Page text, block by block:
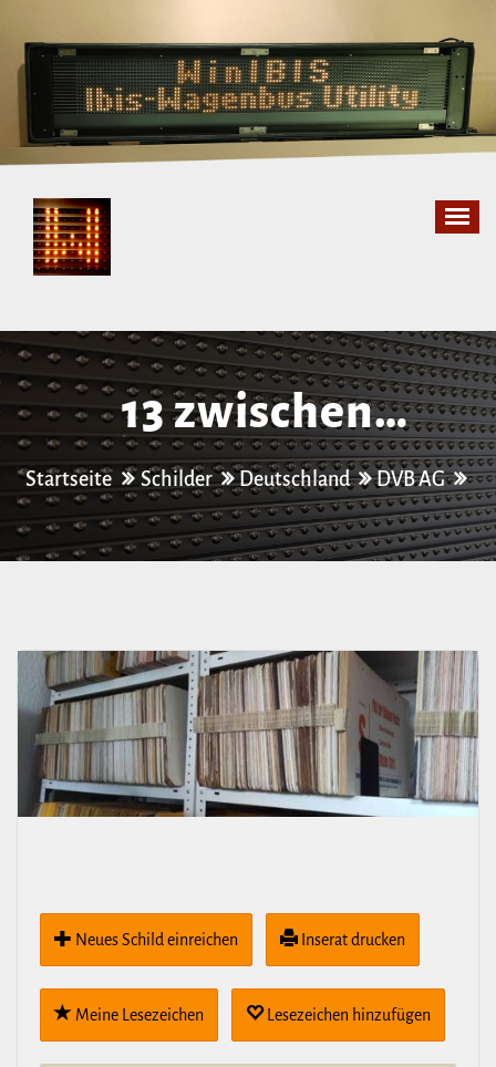
springen
13 zwischen
Liststraße und
Bautzner-​/​
Rothenburger Str.
Neustadt-
Albertplatz
Startseite Schilder Deutschland DVB AG
Neues Schild ein­rei­chen Inserat drucken
Meine Lese­zei­chen Lese­zei­chen hin­zu­fügen